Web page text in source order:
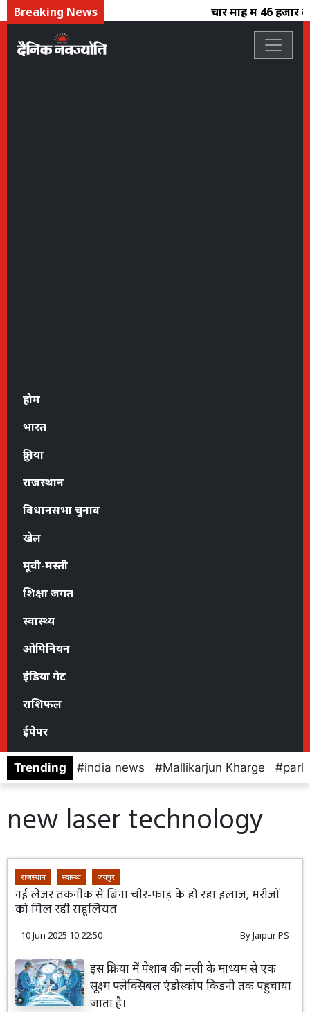
Breaking News चार माह में 46 हजार
होम
भारत
दुनिया
राजस्थान
विधानसभा चुनाव
खेल
मूवी-मस्ती
शिक्षा जगत
स्वास्थ्य
ओपिनियन
इंडिया गेट
राशिफल
ईपेपर
Trending india news Mallikarjun Kharge
new laser technology
राजस्थान स्वास्थ्य जयपुर
नई लेजर तकनीक से बिना चीर-फाड़ के हो रहा इलाज, मरीजों
को मिल रही सहूलियत
10 Jun 2025 10:22:50 ByJaipur PS
इस प्रक्रिया में पेशाब की नली के माध्यम से एक
सूक्ष्म फ्लेक्सिबल एंडोस्कोप किडनी तक पहुंचाया
जाता है।